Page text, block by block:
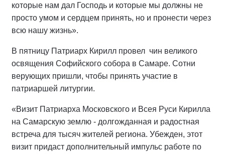
которые нам дал Господь и которые мы должны не
просто умом и сердцем принять, но и пронести через
всю нашу жизнь».
В пятницу Патриарх Кирилл провел чин великого
освящения Софийского собора в Самаре. Сотни
верующих пришли, чтобы принять участие в
патриаршей литургии.
«Визит Патриарха Московского и Всея Руси Кирилла
на Самарскую землю - долгожданная и радостная
встреча для тысяч жителей региона. Убежден, этот
визит придаст дополнительный импульс работе по